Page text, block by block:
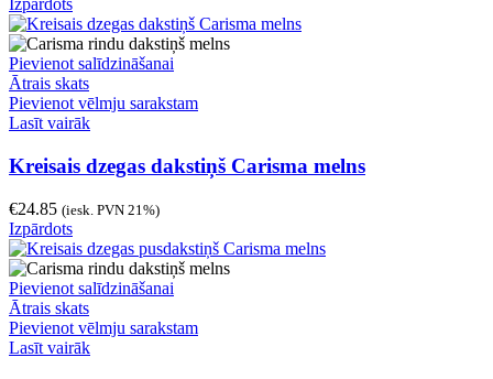
Izpārdots
Pievienot salīdzināšanai
Ātrais skats
Pievienot vēlmju sarakstam
Lasīt vairāk
Kreisais dzegas dakstiņš Carisma melns
€24.85 (iesk. PVN 21%)
Izpārdots
Pievienot salīdzināšanai
Ātrais skats
Pievienot vēlmju sarakstam
Lasīt vairāk